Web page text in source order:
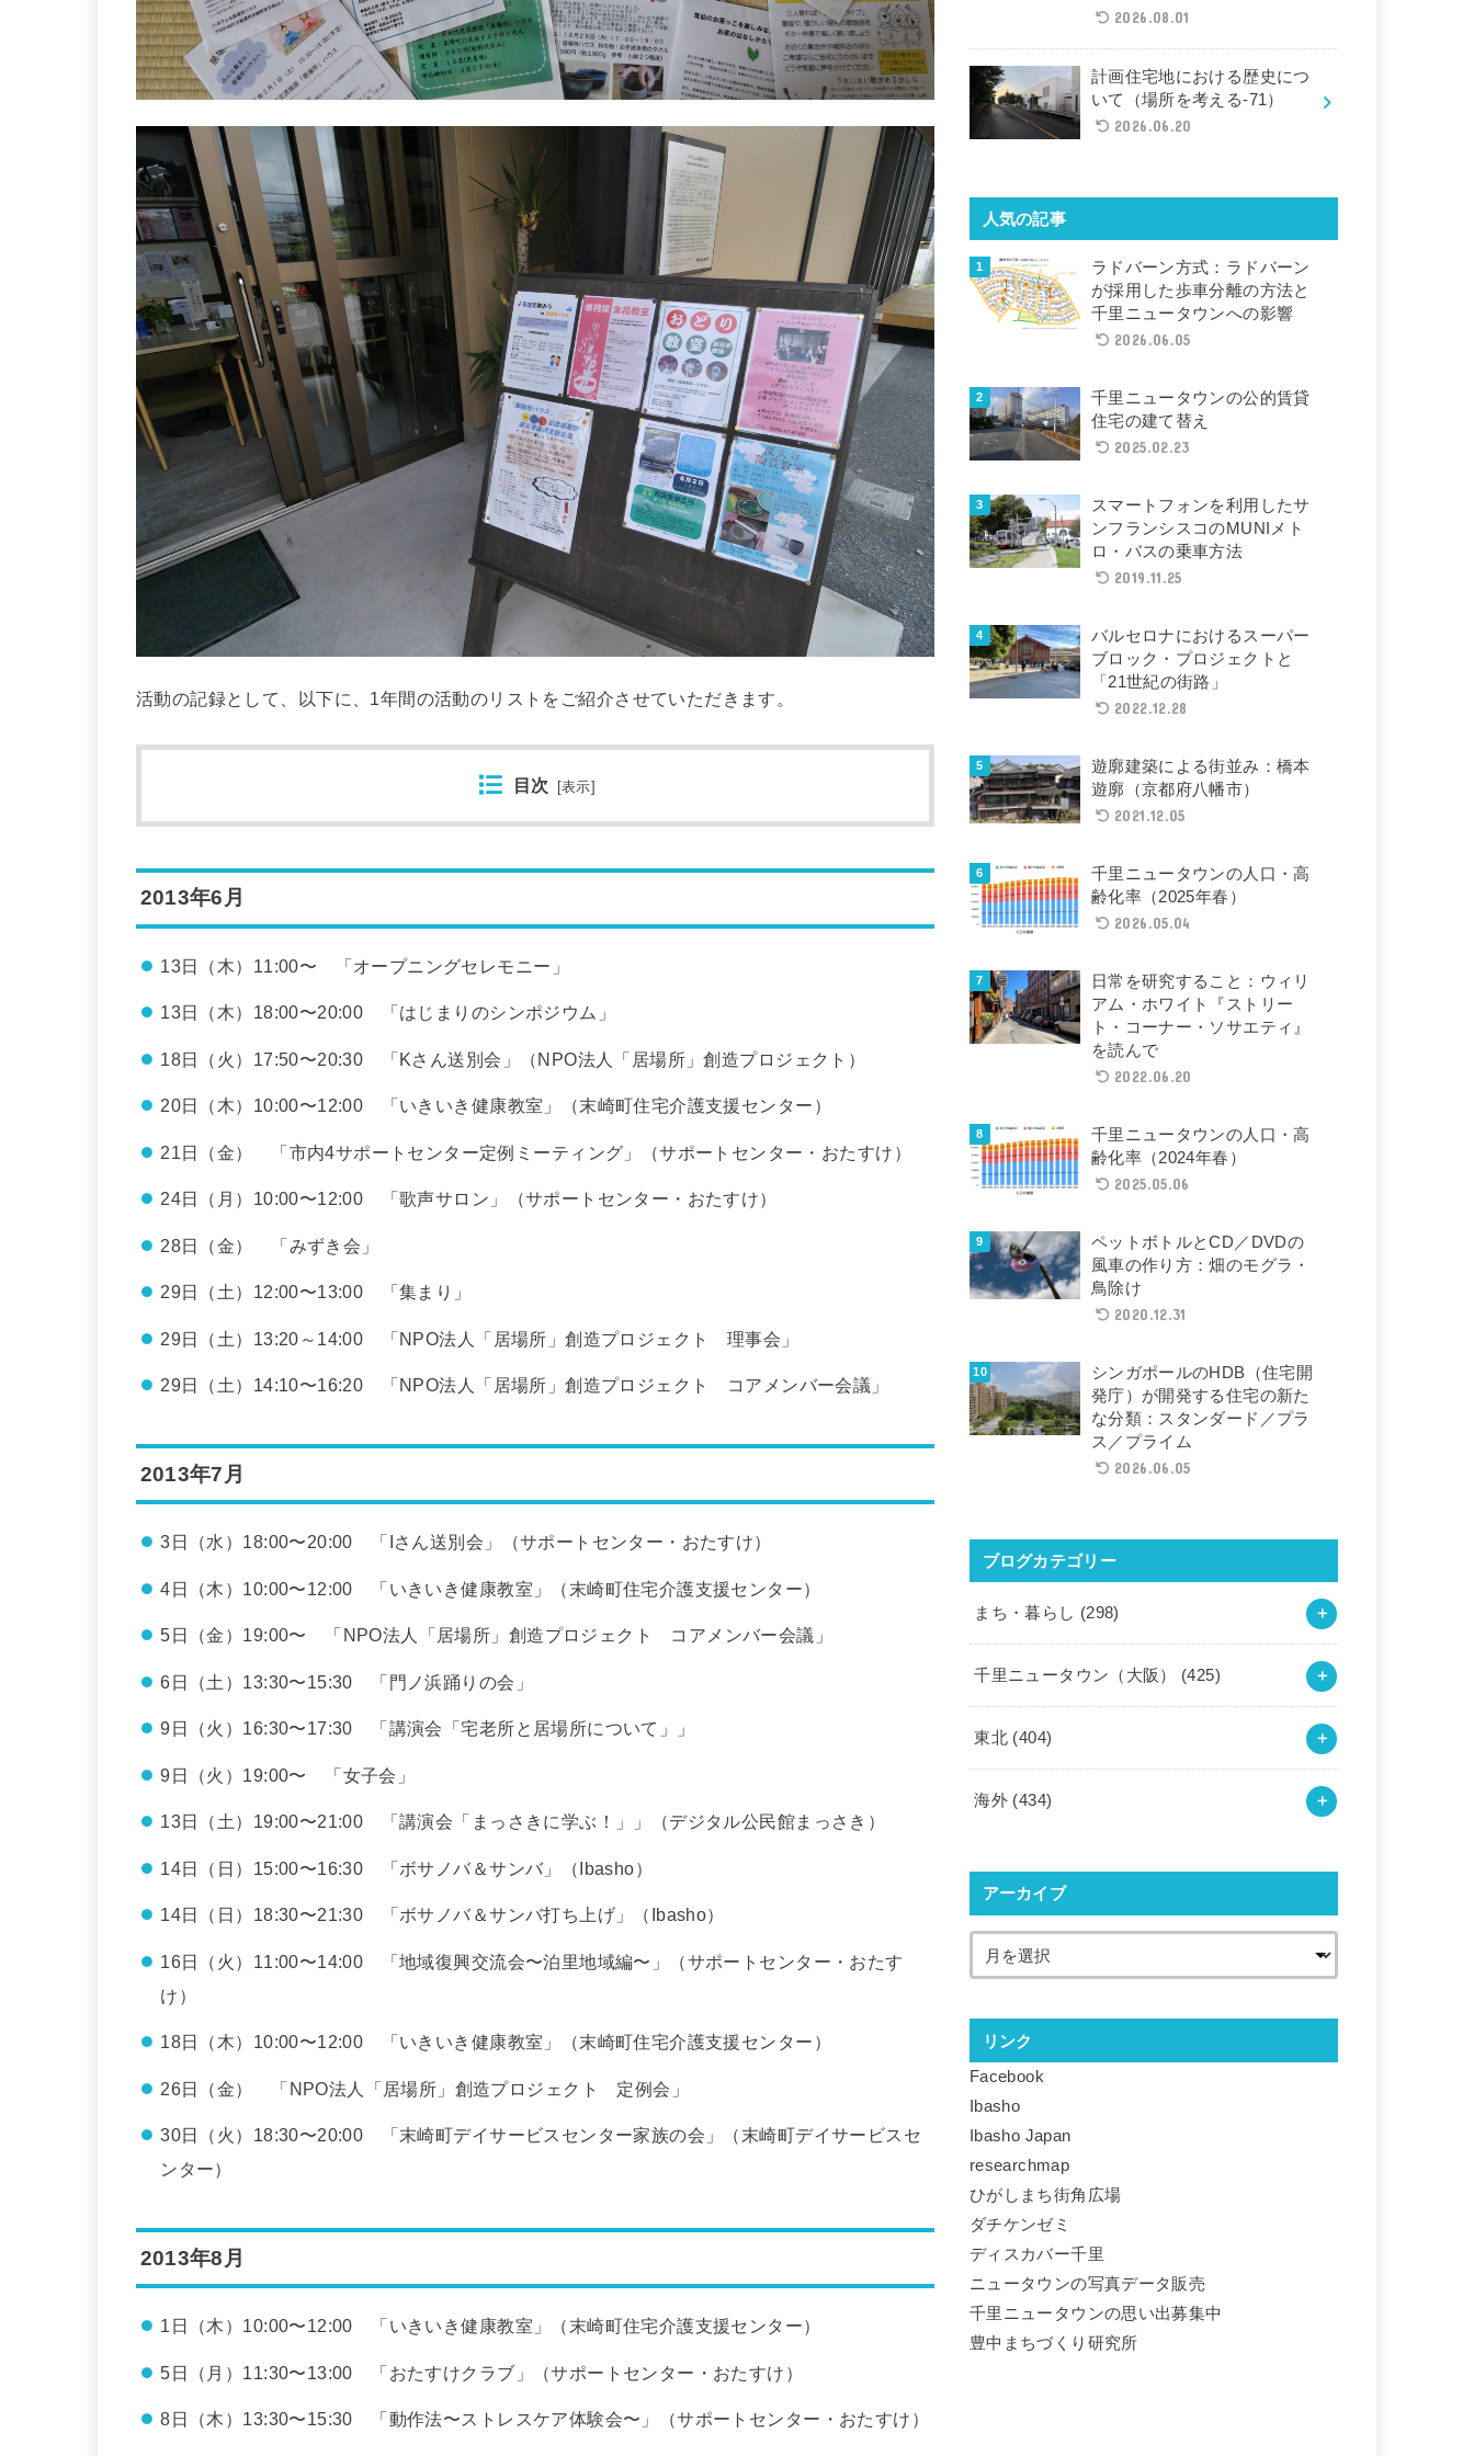
活動の記録として、以下に、1年間の活動のリストをご紹介させていただきます。
目次 [表示]
2013年6月
13日（木）11:00〜 「オープニングセレモニー」
13日（木）18:00〜20:00 「はじまりのシンポジウム」
18日（火）17:50〜20:30 「Kさん送別会」（NPO法人「居場所」創造プロジェクト）
20日（木）10:00〜12:00 「いきいき健康教室」（末崎町住宅介護支援センター）
21日（金） 「市内4サポートセンター定例ミーティング」（サポートセンター・おたすけ）
24日（月）10:00〜12:00 「歌声サロン」（サポートセンター・おたすけ）
28日（金） 「みずき会」
29日（土）12:00〜13:00 「集まり」
29日（土）13:20～14:00 「NPO法人「居場所」創造プロジェクト 理事会」
29日（土）14:10〜16:20 「NPO法人「居場所」創造プロジェクト コアメンバー会議」
2013年7月
3日（水）18:00〜20:00 「Iさん送別会」（サポートセンター・おたすけ）
4日（木）10:00〜12:00 「いきいき健康教室」（末崎町住宅介護支援センター）
5日（金）19:00〜 「NPO法人「居場所」創造プロジェクト コアメンバー会議」
6日（土）13:30〜15:30 「門ノ浜踊りの会」
9日（火）16:30〜17:30 「講演会「宅老所と居場所について」」
9日（火）19:00〜 「女子会」
13日（土）19:00〜21:00 「講演会「まっさきに学ぶ！」」（デジタル公民館まっさき）
14日（日）15:00〜16:30 「ボサノバ＆サンバ」（Ibasho）
14日（日）18:30〜21:30 「ボサノバ＆サンバ打ち上げ」（Ibasho）
16日（火）11:00〜14:00 「地域復興交流会〜泊里地域編〜」（サポートセンター・おたす
け）
18日（木）10:00〜12:00 「いきいき健康教室」（末崎町住宅介護支援センター）
26日（金） 「NPO法人「居場所」創造プロジェクト 定例会」
30日（火）18:30〜20:00 「末崎町デイサービスセンター家族の会」（末崎町デイサービスセ
ンター）
2013年8月
1日（木）10:00〜12:00 「いきいき健康教室」（末崎町住宅介護支援センター）
5日（月）11:30〜13:00 「おたすけクラブ」（サポートセンター・おたすけ）
8日（木）13:30〜15:30 「動作法〜ストレスケア体験会〜」（サポートセンター・おたすけ）
2026.08.01
計画住宅地における歴史につ
いて（場所を考える-71）
2026.06.20
人気の記事
ラドバーン方式：ラドバーン
が採用した歩車分離の方法と
千里ニュータウンへの影響
2026.06.05
千里ニュータウンの公的賃貸
住宅の建て替え
2025.02.23
スマートフォンを利用したサ
ンフランシスコのMUNIメト
ロ・バスの乗車方法
2019.11.25
バルセロナにおけるスーパー
ブロック・プロジェクトと
「21世紀の街路」
2022.12.28
遊廓建築による街並み：橋本
遊廓（京都府八幡市）
2021.12.05
千里ニュータウンの人口・高
齢化率（2025年春）
2026.05.04
日常を研究すること：ウィリ
アム・ホワイト『ストリー
ト・コーナー・ソサエティ』
を読んで
2022.06.20
千里ニュータウンの人口・高
齢化率（2024年春）
2025.05.06
ペットボトルとCD／DVDの
風車の作り方：畑のモグラ・
鳥除け
2020.12.31
シンガポールのHDB（住宅開
発庁）が開発する住宅の新た
な分類：スタンダード／プラ
ス／プライム
2026.06.05
ブログカテゴリー
まち・暮らし (298)
千里ニュータウン（大阪） (425)
東北 (404)
海外 (434)
アーカイブ
リンク
Facebook
Ibasho
Ibasho Japan
researchmap
ひがしまち街角広場
ダチケンゼミ
ディスカバー千里
ニュータウンの写真データ販売
千里ニュータウンの思い出募集中
豊中まちづくり研究所